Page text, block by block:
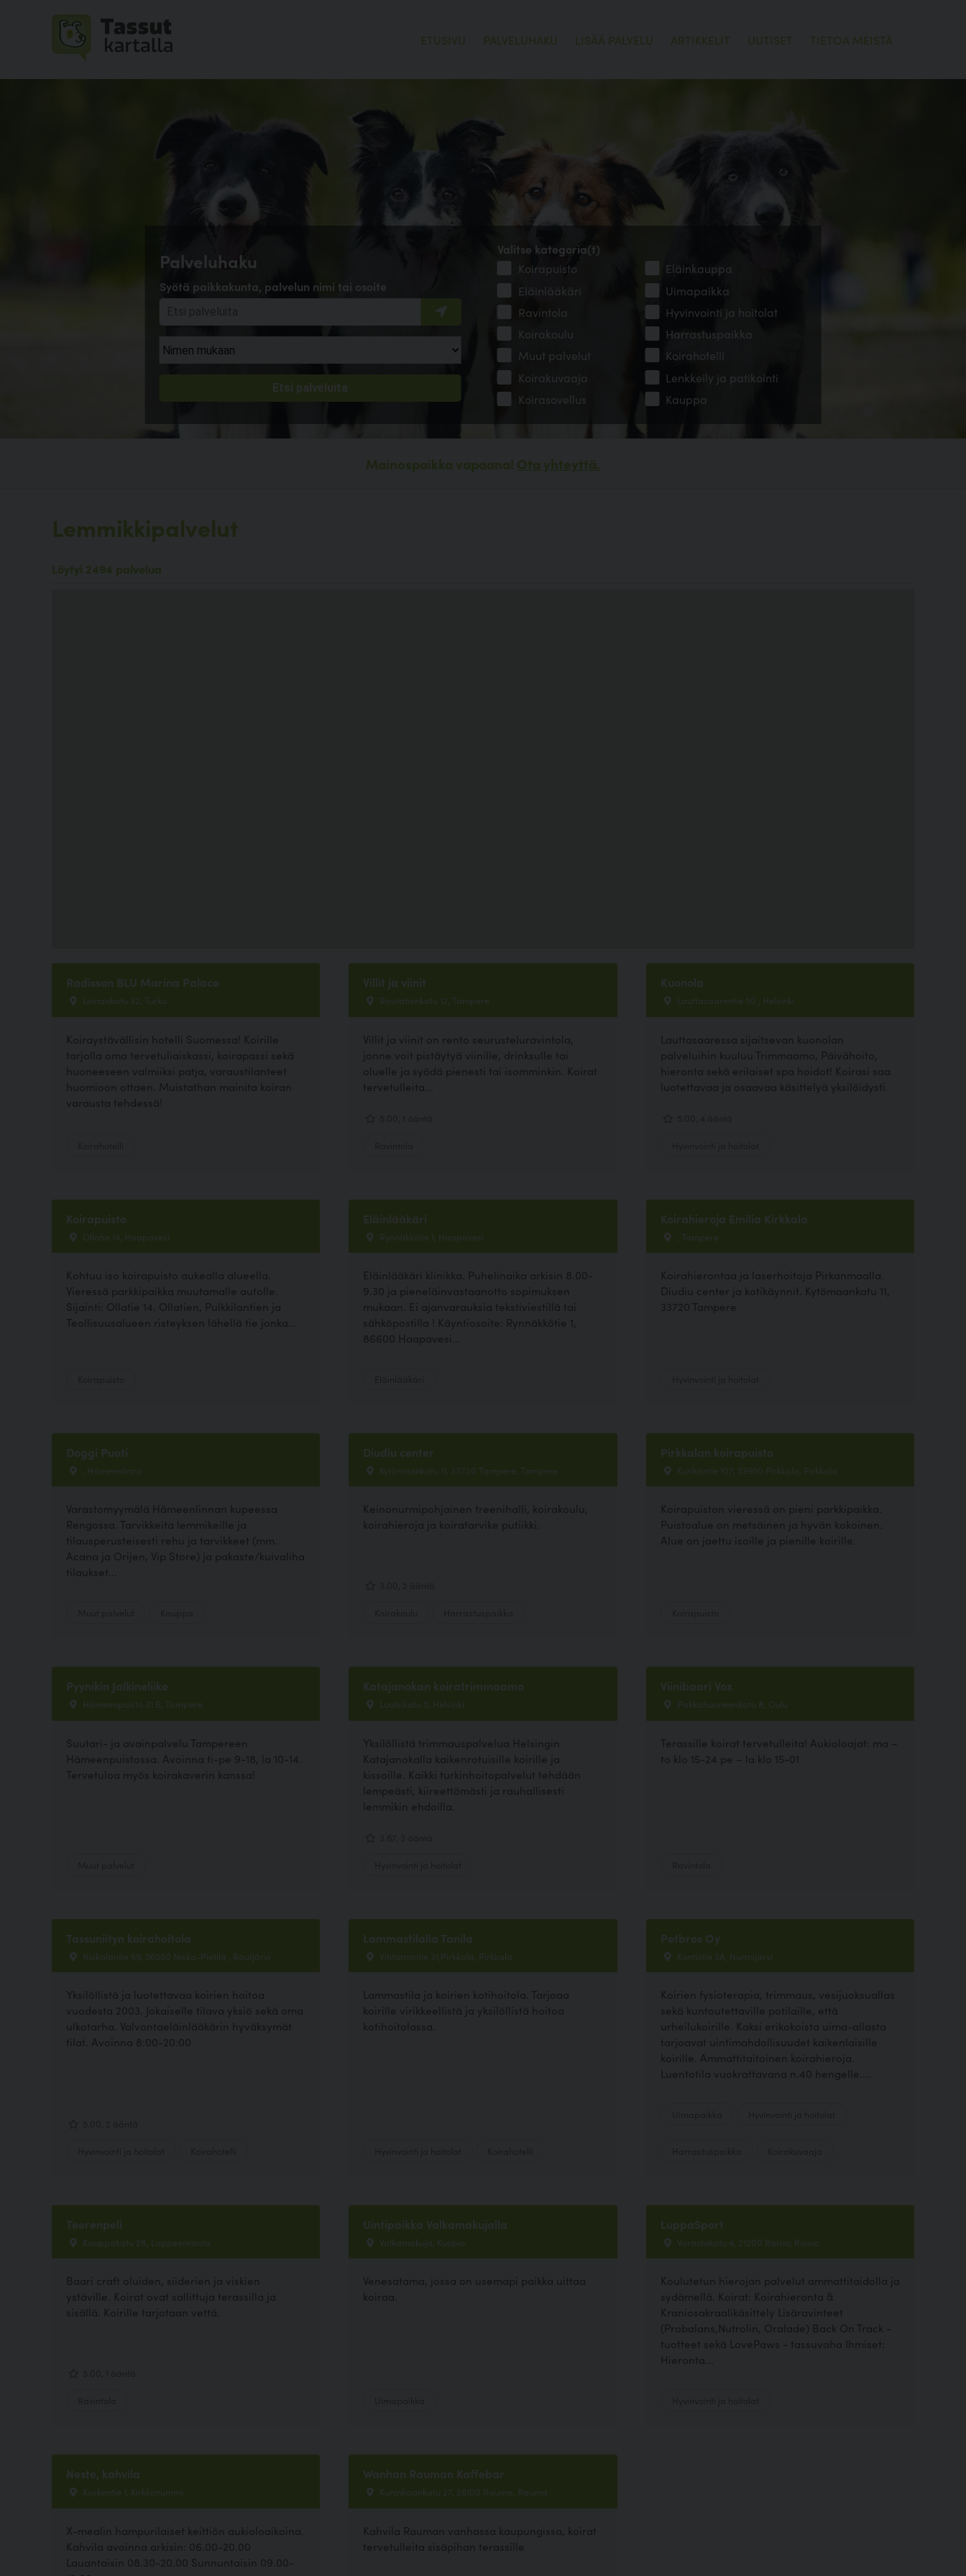
ETUSIVU PALVELUHAKU LISÄÄ PALVELU ARTIKKELIT UUTISET TIETOA MEISTÄ
Palveluhaku
Syötä paikkakunta, palvelun nimi tai osoite
Valitse kategoria(t)
Koirapuisto
Eläinkauppa
Eläinlääkäri
Uimapaikka
Ravintola
Hyvinvointi ja hoitolat
Koirakoulu
Harrastuspaikka
Muut palvelut
Koirahotelli
Koirakuvaaja
Lenkkeily ja patikointi
Koirasovellus
Kauppa
Mainospaikka vapaana! Ota yhteyttä.
Lemmikkipalvelut
Löytyi 2494 palvelua
Radisson BLU Marina Palace
Linnankatu 32, Turku
Koiraystävällisin hotelli Suomessa! Koirille
tarjolla oma tervetuliaiskassi, koirapassi sekä
huoneeseen valmiiksi patja, varaustilanteet
huomioon ottaen. Muistathan mainita koiran
varausta tehdessä!
Villit ja viinit
Rautatienkatu 12, Tampere
Villit ja viinit on rento seurusteluravintola,
jonne voit pistäytyä viinille, drinksulle tai
oluelle ja syödä pienesti tai isomminkin. Koirat
tervetulleita...
Kuonola
Lauttasaarentie 50 , Helsinki
Lauttasaaressa sijaitsevan kuonolan
palveluihin kuuluu Trimmaamo, Päivähoito,
hieronta sekä erilaiset spa hoidot! Koirasi saa
luotettavaa ja osaavaa käsittelyä yksilöidysti
Koirapuisto
Ollatie 14, Haapavesi
Kohtuu iso koirapuisto aukealla alueella.
Vieressä parkkipaikka muutamalle autolle.
Sijainti: Ollatie 14. Ollatien, Pulkkilantien ja
Teollisuusalueen risteyksen lähellä tie jonka...
Eläinlääkäri
Rynnäkkötie 1, Haapavesi
Eläinlääkäri klinikka. Puhelinaika arkisin 8.00-
9.30 ja pieneläinvastaanotto sopimuksen
mukaan. Ei ajanvarauksia tekstiviestillä tai
sähköpostilla ! Käyntiosoite: Rynnäkkötie 1,
86600 Haapavesi...
Koirahieroja Emilia Kirkkala
, Tampere
Koirahierontaa ja laserhoitoja Pirkanmaalla.
Diudiu center ja kotikäynnit. Kytömaankatu 11,
33720 Tampere
Doggi Puoti
, Hämeenlinna
Varastomyymälä Hämeenlinnan kupeessa
Rengossa. Tarvikkeita lemmikeille ja
tilausperusteisesti rehu ja tarvikkeet (mm.
Acana ja Orijen, Vip Store) ja pakaste/kuivaliha
tilaukset...
Diudiu center
Kytömaankatu 11, 33720 Tampere, Tampere
Keinonurmipohjainen treenihalli, koirakoulu,
koirahieroja ja koiratarvike putiikki.
Pirkkalan koirapuisto
Kurikantie 107, 33950 Pirkkala, Pirkkala
Koirapuiston vieressä on pieni parkkipaikka.
Puistoalue on metsäinen ja hyvän kokoinen.
Alue on jaettu isoille ja pienille koirille.
Pyynikin Jalkineliike
Hämeenpuisto 31 B, Tampere
Suutari- ja avainpalvelu Tampereen
Hämeenpuistossa. Avoinna ti-pe 9-18, la 10-14.
Tervetuloa myös koirakaverin kanssa!
Katajanokan koiratrimmaamo
Luotsikatu 5, Helsinki
Yksilöllistä trimmauspalvelua Helsingin
Katajanokalla kaikenrotuisille koirille ja
kissoille. Kaikki turkinhoitopalvelut tehdään
lempeästi, kiireettömästi ja rauhallisesti
lemmikin ehdoilla.
Viinibaari Vox
Pakkahuoneenkatu 8, Oulu
Terassille koirat tervetulleita! Aukioloajat: ma –
to klo 15-24 pe – la klo 15-01
Tassuniityn koirahoitola
Niskalantie 69, 56550 Niska-Pietilä , Rautjärvi
Yksilöllistä ja luotettavaa koirien hoitoa
vuodesta 2003. Jokaiselle tilava yksiö sekä oma
ulkotarha. Valvontaeläinlääkärin hyväksymät
tilat. Avoinna 8:00-20:00
Lammastilalla Tanila
Vihtamontie 31,Pirkkala, Pirkkala
Lammastila ja koirien kotihoitola. Tarjoaa
koirille virikkeellistä ja yksilöllistä hoitoa
kotihoitolassa.
Petbros Oy
Kontiotie 3A, Nurmijärvi
Koirien fysioterapia, trimmaus, vesijuoksuallas
sekä kuntoutettaville potilaille, että
urheilukoirille. Kaksi erikokoista uima-allasta
tarjoavat uintimahdollisuudet kaikenlaisille
koirille. Ammattitaitoinen koirahieroja.
Luentotila vuokrattavana n.40 hengelle....
Teerenpeli
Kauppakatu 28, Lappeenranta
Baari craft oluiden, siiderien ja viskien
ystäville. Koirat ovat sallittuja terassilla ja
sisällä. Koirille tarjotaan vettä.
Uintipaikka Valkamakujalla
Valkamakuja, Kuopio
Venesatama, jossa on usemapi paikka uittaa
koiraa.
LuppaSport
Varastokatu 4, 21200 Raisio, Raisio
Koulutetun hierojan palvelut ammattitaidolla ja
sydämellä. Koirat: Koirahieronta &
Kraniosakraalikäsittely Lisäravinteet
(Probalans,Nutrolin, Oralade) Back On Track -
tuotteet sekä LovePaws - tassuvaha Ihmiset:
Hieronta...
Neste, kahvila
Koskentie 1, Kirkkonummi
X-mealin hampurilaiset keittiön aukioloaikoina.
Kahvila avoinna arkisin: 06.00-20.00
Lauantaisin 08.30-20.00 Sunnuntaisin 09.00-
Wanhan Rauman Kaffebar
Kuninkaankatu 27, 26100 Rauma, Rauma
Kahvila Rauman vanhassa kaupungissa, koirat
tervetulleita sisäpihan terassille